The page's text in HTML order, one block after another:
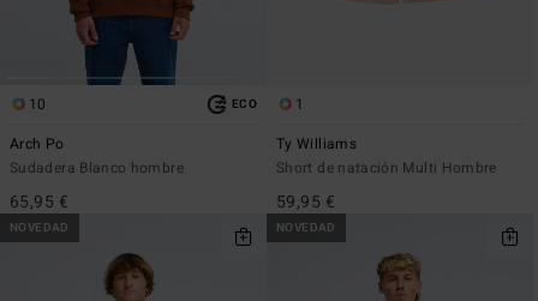
10 ECO
Arch Po
Sudadera Blanco hombre
65,95 €
1
Ty Williams
Short de natación Multi Hombre
59,95 €
NOVEDAD NOVEDAD